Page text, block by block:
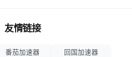
友情链接
番茄加速器
回国加速器